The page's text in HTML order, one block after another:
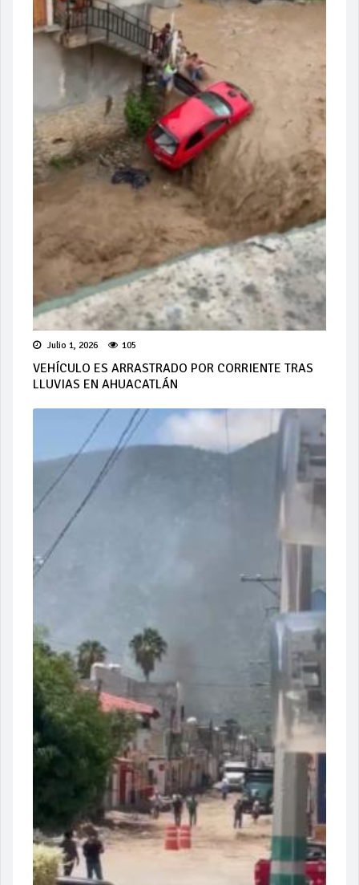
Julio 1, 2026 105
VEHÍCULO ES ARRASTRADO POR CORRIENTE TRAS
LLUVIAS EN AHUACATLÁN